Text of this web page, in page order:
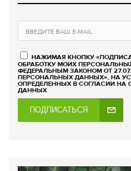
НАЖИМАЯ КНОПКУ
ОБРАБОТКУ МОИХ
ФЕДЕРАЛЬНЫМ ЗАКОНОМ ОТ
ПЕРСОНАЛЬНЫХ ДАННЫХ», НА
ОПРЕДЕЛЕННЫХ В СОГЛАСИИ НА
ДАННЫХ
ПОДПИСАТЬСЯ